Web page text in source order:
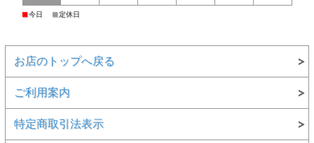
■今日 ■定休日
お店のトップへ戻る
ご利用案内
特定商取引法表示